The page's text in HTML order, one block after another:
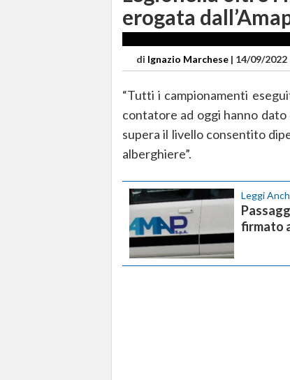
erogata
di Ignazio Marchese | 14/09/2022
“Tutti i campionamenti
contatore ad oggi hanno
supera il livello consentito
alberghiere”.
Leggi
firmato